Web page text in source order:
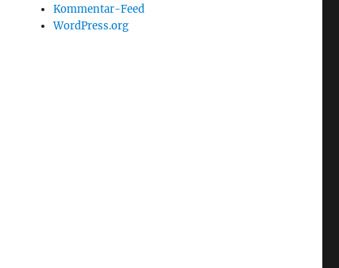
Kommentar-Feed
WordPress.org